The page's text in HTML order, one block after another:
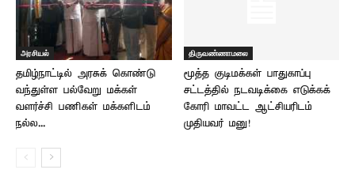
அரசியல்
தமிழ்நாட்டில் அரசுக் கொண்டு
வந்துள்ள பல்வேறு மக்கள்
வளர்ச்சி பணிகள் மக்களிடம்
நல்ல...
திருவண்ணாமலை
மூத்த குடிமக்கள் பாதுகாப்பு
சட்டத்தில் நடவடிக்கை எடுக்கக்
கோரி மாவட்ட ஆட்சியரிடம்
முதியவர் மனு!